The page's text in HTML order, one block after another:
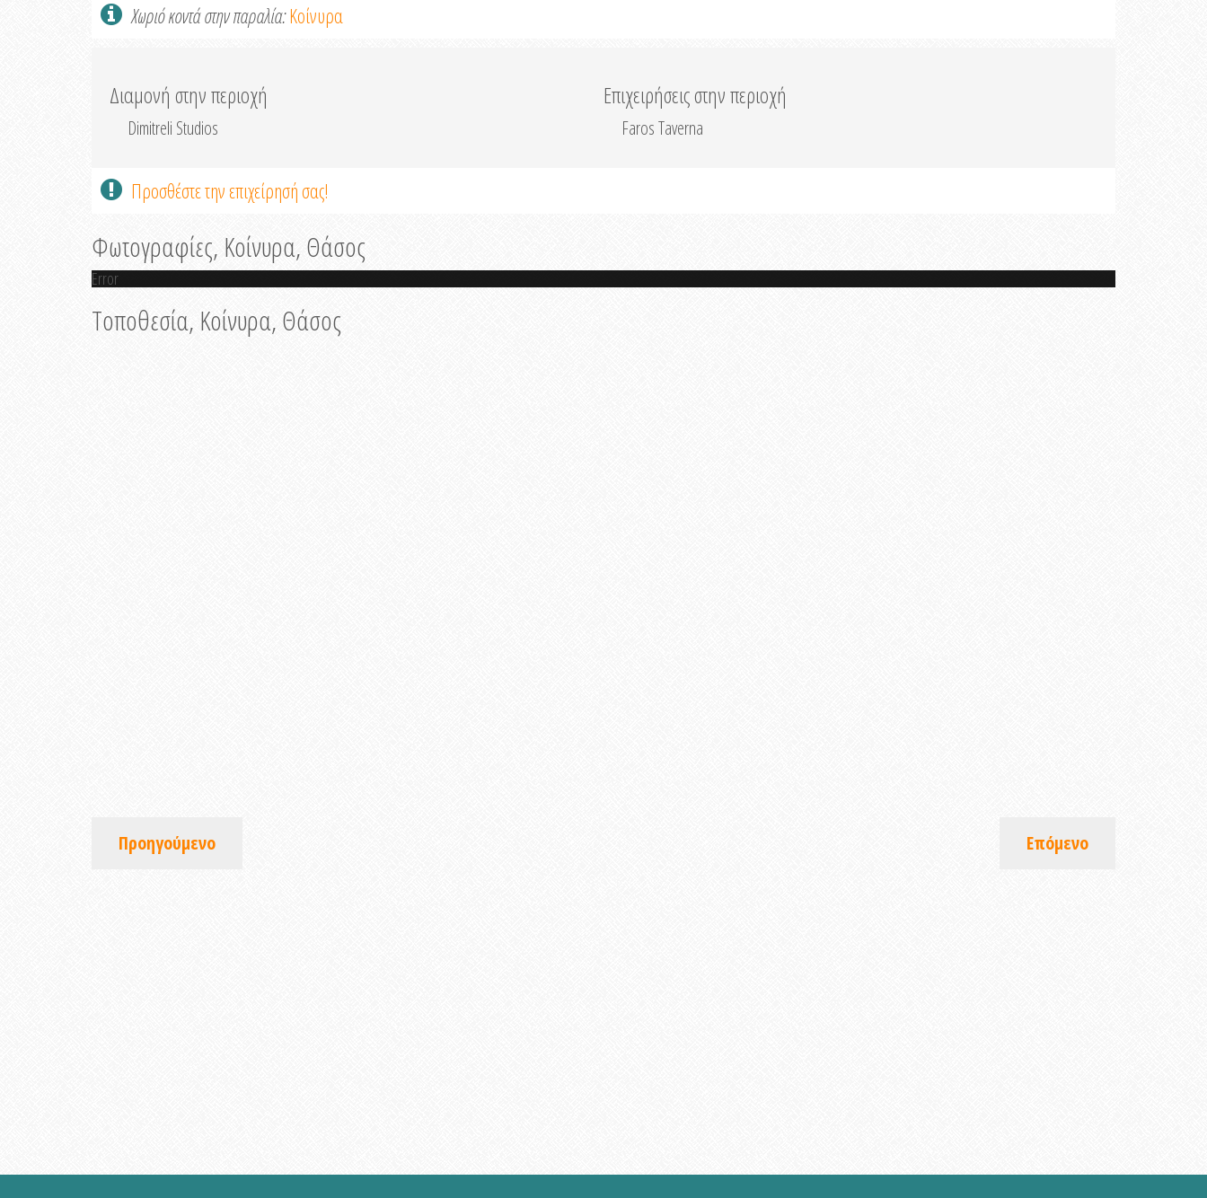
Χωριό κοντά στην παραλία:Κοίνυρα
Διαμονή στην περιοχή
Dimitreli Studios
Επιχειρήσεις στην περιοχή
Faros Taverna
Προσθέστε την επιχείρησή σας!
Φωτογραφίες, Κοίνυρα, Θάσος
Error
Τοποθεσία, Κοίνυρα, Θάσος
Προηγούμενο Επόμενο